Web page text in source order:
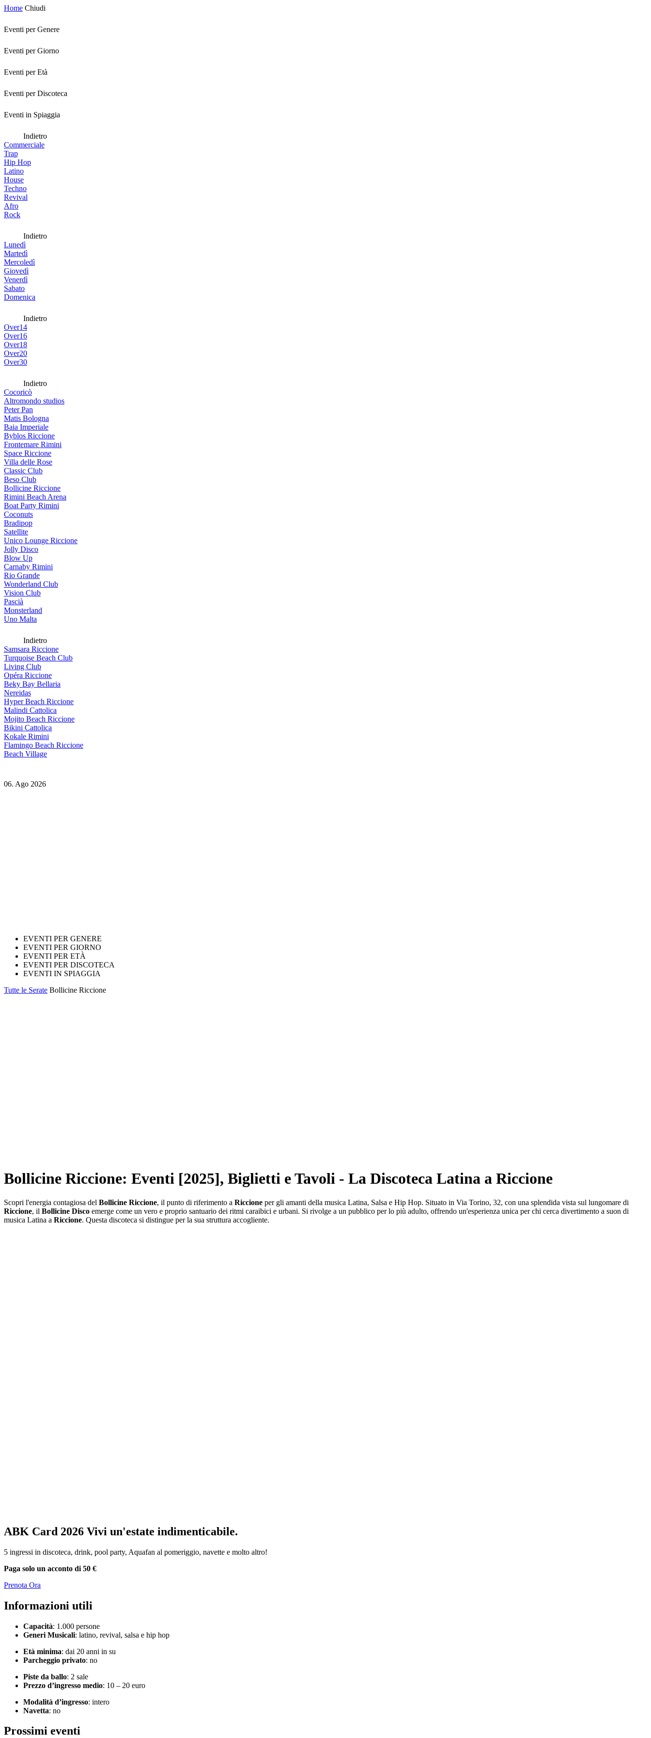
Home Chiudi
Eventi per Genere
Eventi per Giorno
Eventi per Età
Eventi per Discoteca
Eventi in Spiaggia
Indietro
Commerciale
Trap
Hip Hop
Latino
House
Techno
Revival
Afro
Rock
Indietro
Lunedì
Martedì
Mercoledì
Giovedì
Venerdì
Sabato
Domenica
Indietro
Over14
Over16
Over18
Over20
Over30
Indietro
Cocoricò
Altromondo studios
Peter Pan
Matis Bologna
Baia Imperiale
Byblos Riccione
Frontemare Rimini
Space Riccione
Villa delle Rose
Classic Club
Beso Club
Bollicine Riccione
Rimini Beach Arena
Boat Party Rimini
Coconuts
Bradipop
Satellite
Unico Lounge Riccione
Jolly Disco
Blow Up
Carnaby Rimini
Rio Grande
Wonderland Club
Vision Club
Pascià
Monsterland
Uno Malta
Indietro
Samsara Riccione
Turquoise Beach Club
Living Club
Opéra Riccione
Beky Bay Bellaria
Nereidas
Hyper Beach Riccione
Malindi Cattolica
Mojito Beach Riccione
Bikini Cattolica
Kokale Rimini
Flamingo Beach Riccione
Beach Village
06. Ago 2026
EVENTI PER GENERE
EVENTI PER GIORNO
EVENTI PER ETÀ
EVENTI PER DISCOTECA
EVENTI IN SPIAGGIA
Tutte le Serate Bollicine Riccione
Bollicine Riccione: Eventi [2025], Biglietti e Tavoli - La Discoteca Latina a Riccione
Scopri l'energia contagiosa del Bollicine Riccione, il punto di riferimento a Riccione per gli amanti della musica Latina, Salsa e Hip Hop. Situato in Via Torino, 32, con una splendida vista sul lungomare di
Riccione, il Bollicine Disco emerge come un vero e proprio santuario dei ritmi caraibici e urbani. Si rivolge a un pubblico per lo più adulto, offrendo un'esperienza unica per chi cerca divertimento a suon di
musica Latina a Riccione. Questa discoteca si distingue per la sua struttura accogliente.
ABK Card 2026 Vivi un'estate indimenticabile.
5 ingressi in discoteca, drink, pool party, Aquafan al pomeriggio, navette e molto altro!
Paga solo un acconto di 50 €
Prenota Ora
Informazioni utili
Capacità: 1.000 persone
Generi Musicali: latino, revival, salsa e hip hop
Età minima: dai 20 anni in su
Parcheggio privato: no
Piste da ballo: 2 sale
Prezzo d’ingresso medio: 10 – 20 euro
Modalità d’ingresso: intero
Navetta: no
Prossimi eventi